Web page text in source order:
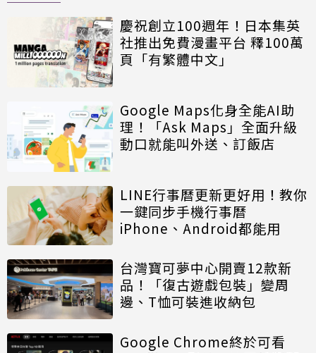
慶祝創立100週年！日本集英
社推出免費漫畫平台 釋100萬
頁「有繁體中文」
Google Maps化身全能AI助
理！「Ask Maps」全面升級
動口就能叫外送、訂飯店
LINE行事曆更新更好用！教你
一鍵同步手機行事曆
iPhone、Android都能用
台灣寶可夢中心開賣12款新
品！「復古遊戲包裝」變周
邊、T恤可裝進收納包
Google Chrome終於可看